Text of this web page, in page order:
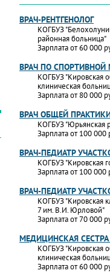
ВРАЧ-РЕНТГЕНОЛОГ
КОГБУЗ
районная больница"
Зарплата от 60 000
ВРАЧ ПО
КОГБУЗ "Кировская
клиническая
Зарплата от 80 000
ВРАЧ ОБЩЕЙ
КОГБУЗ "Юрьянская
Зарплата от 100 000
ВРАЧ-ПЕДИАТР
КОГБУЗ "Кировская
Зарплата от 100 000
ВРАЧ-ПЕДИАТР
КОГБУЗ "Кировская
7 им. В.И. Юрловой"
Зарплата от 70 000
МЕДИЦИНСКАЯ
КОГБУЗ "Кировская
клиническая
Зарплата от 60 000